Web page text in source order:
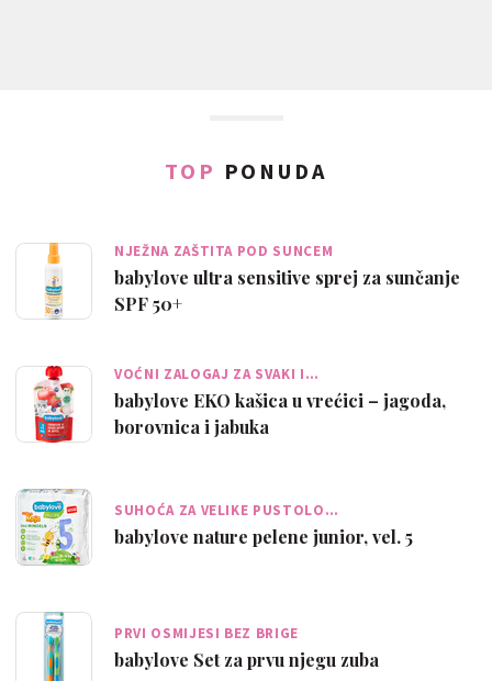
TOP PONUDA
NJEŽNA ZAŠTITA POD SUNCEM
babylove ultra sensitive sprej za sunčanje
SPF 50+
VOĆNI ZALOGAJ ZA SVAKI I…
babylove EKO kašica u vrećici – jagoda,
borovnica i jabuka
SUHOĆA ZA VELIKE PUSTOLO…
babylove nature pelene junior, vel. 5
PRVI OSMIJESI BEZ BRIGE
babylove Set za prvu njegu zuba